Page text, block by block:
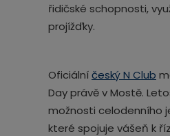
řidičské schopnosti,
projížďky.
Oficiálníčeský N Club
Day právě v Mostě.
možnosti celodenního
které spojuje vášeň k